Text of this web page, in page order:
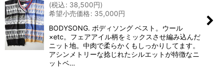
(税込: 38,500円)
希望小売価格: 35,000円
BODYSONG. ボディソング ベスト。ウール
×etc。フェアアイル柄をミックスさせ編み込んだ
ニット地。中肉で柔らかくもしっかりしてます。
アシンメトリーな捻じれたシルエットが特徴なニ
ットベ…